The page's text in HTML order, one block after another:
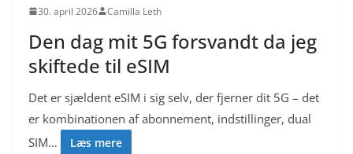
30. april 2026 Camilla Leth
Den dag mit 5G forsvandt da jeg
skiftede til eSIM
Det er sjældent eSIM i sig selv, der fjerner dit 5G – det
er kombinationen af abonnement, indstillinger, dual
SIM…
Læs mere